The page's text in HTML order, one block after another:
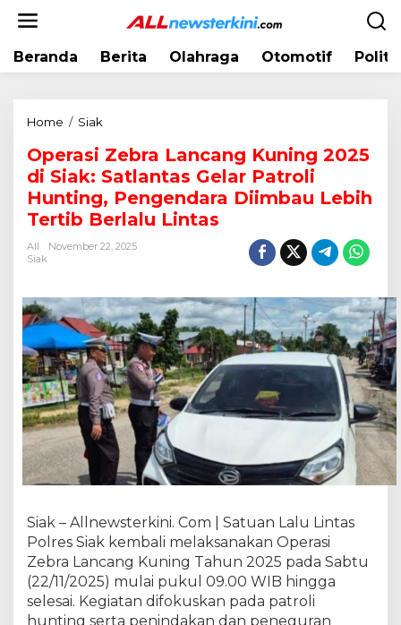
Beranda Berita Olahraga Otomotif
Home / Siak
e
r
s
i
Z
r
a
L
a
n
c
a
n
g
K
n
g
2
0
2
Operasi Zebra Lancang Kuning 2025
di Siak: Satlantas Gelar Patroli
Hunting, Pengendara Diimbau Lebih
Tertib Berlalu Lintas
All
November 22, 2025
Siak
Siak – Allnewsterkini. Com | Satuan Lalu Lintas
Polres Siak kembali melaksanakan Operasi
Zebra Lancang Kuning Tahun 2025 pada Sabtu
(22/11/2025) mulai pukul 09.00 WIB hingga
selesai. Kegiatan difokuskan pada patroli
hunting serta penindakan dan peneguran